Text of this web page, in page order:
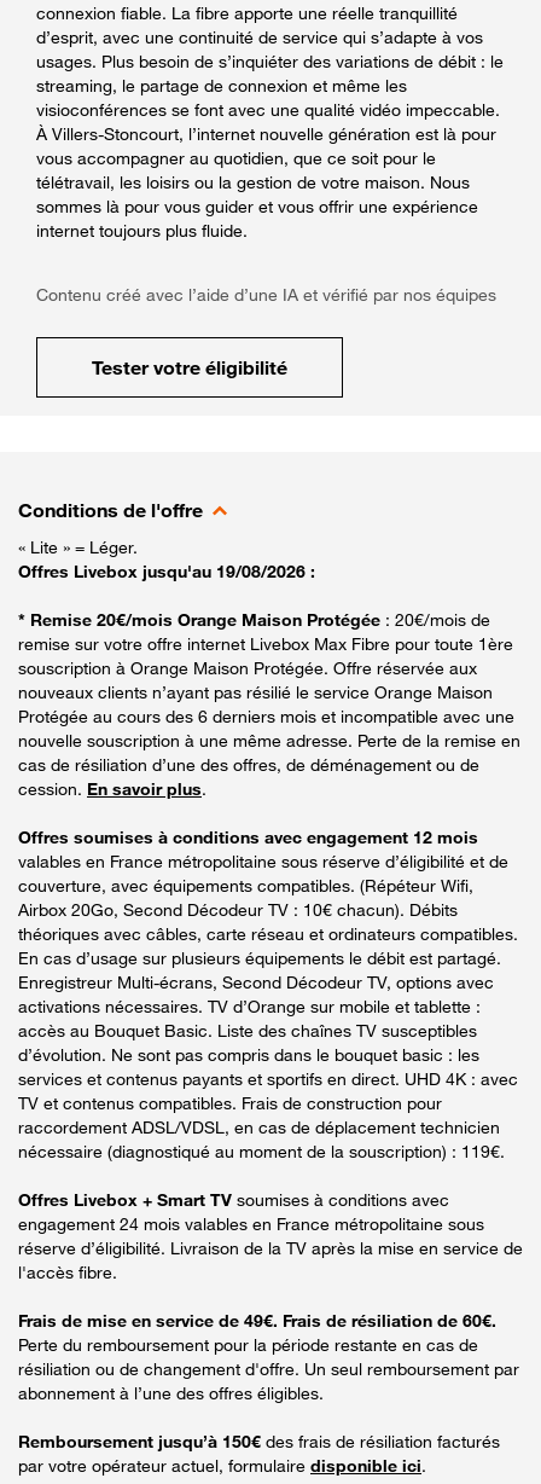
connexion fiable. La fibre apporte une réelle tranquillité
d’esprit, avec une continuité de service qui s’adapte à vos
usages. Plus besoin de s’inquiéter des variations de débit : le
streaming, le partage de connexion et même les
visioconférences se font avec une qualité vidéo impeccable.
À Villers-Stoncourt, l’internet nouvelle génération est là pour
vous accompagner au quotidien, que ce soit pour le
télétravail, les loisirs ou la gestion de votre maison. Nous
sommes là pour vous guider et vous offrir une expérience
internet toujours plus fluide.
Contenu créé avec l’aide d’une IA et vérifié par nos équipes
Tester votre éligibilité
Conditions de l'offre
« Lite » = Léger.
Offres Livebox jusqu'au 19/08/2026 :
* Remise 20€/mois Orange Maison Protégée : 20€/mois de
remise sur votre offre internet Livebox Max Fibre pour toute 1ère
souscription à Orange Maison Protégée. Offre réservée aux
nouveaux clients n’ayant pas résilié le service Orange Maison
Protégée au cours des 6 derniers mois et incompatible avec une
nouvelle souscription à une même adresse. Perte de la remise en
cas de résiliation d’une des offres, de déménagement ou de
cession. En savoir plus.
Offres soumises à conditions avec engagement 12 mois
valables en France métropolitaine sous réserve d’éligibilité et de
couverture, avec équipements compatibles. (Répéteur Wifi,
Airbox 20Go, Second Décodeur TV : 10€ chacun). Débits
théoriques avec câbles, carte réseau et ordinateurs compatibles.
En cas d’usage sur plusieurs équipements le débit est partagé.
Enregistreur Multi-écrans, Second Décodeur TV, options avec
activations nécessaires. TV d’Orange sur mobile et tablette :
accès au Bouquet Basic. Liste des chaînes TV susceptibles
d’évolution. Ne sont pas compris dans le bouquet basic : les
services et contenus payants et sportifs en direct. UHD 4K : avec
TV et contenus compatibles. Frais de construction pour
raccordement ADSL/VDSL, en cas de déplacement technicien
nécessaire (diagnostiqué au moment de la souscription) : 119€.
Offres Livebox + Smart TV soumises à conditions avec
engagement 24 mois valables en France métropolitaine sous
réserve d’éligibilité. Livraison de la TV après la mise en service de
l'accès fibre.
Frais de mise en service de 49€. Frais de résiliation de 60€.
Perte du remboursement pour la période restante en cas de
résiliation ou de changement d'offre. Un seul remboursement par
abonnement à l’une des offres éligibles.
Remboursement jusqu’à 150€ des frais de résiliation facturés
par votre opérateur actuel, formulaire disponible ici.